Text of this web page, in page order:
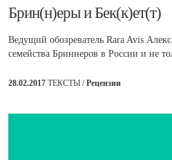
Брин(н)еры и Бек(к)ет(т)
Ведущий обозреватель Rara Avis
семейства Бриннеров в России и не
28.02.2017 ТЕКСТЫ /Рецензии